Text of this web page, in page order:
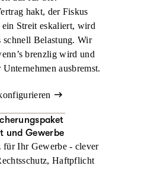
hakt, der Fiskus
Streit eskaliert, wird
schnell Belastung. Wir
brenzlig wird und
ausbremst.
und Gewerbe
für Ihr Gewerbe - clever
Haftpflicht